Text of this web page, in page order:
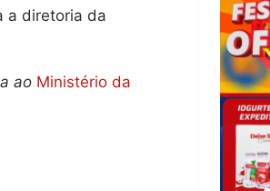
a diretoria da
ao Ministério da